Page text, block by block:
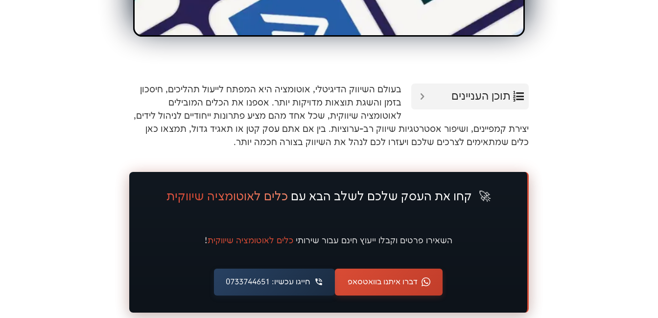
תוכן העניינים
בעולם השיווק הדיגיטלי, אוטומציה היא המפתח לייעול תהליכים, חיסכון
בזמן והשגת תוצאות מדויקות יותר. אספנו את הכלים המובילים
לאוטומציה שיווקית, שכל אחד מהם מציע פתרונות ייחודיים לניהול לידים,
יצירת קמפיינים, ושיפור אסטרטגיות שיווק רב-ערוציות. בין אם אתם עסק קטן או תאגיד גדול, תמצאו כאן
כלים שמתאימים לצרכים שלכם ויעזרו לכם לנהל את השיווק בצורה חכמה יותר.
🚀 קחו את העסק שלכם לשלב הבא עם כלים לאוטומציה שיווקית
השאירו פרטים וקבלו ייעוץ חינם עבור שירותיכלים לאוטומציה שיווקית!
דברו איתנו בוואטסאפ חייגו עכשיו: 0733744651